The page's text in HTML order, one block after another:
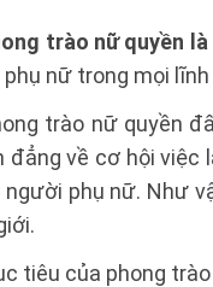
trào nữ quyền là
phụ nữ trong mọi
trào nữ quyền
đẳng về cơ hội việc
người phụ nữ. Như
tiêu của phong